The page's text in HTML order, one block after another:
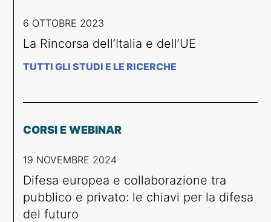
6 OTTOBRE 2023
La Rincorsa dell’Italia e dell’UE
TUTTI GLI STUDI E LE RICERCHE
CORSI E WEBINAR
19 NOVEMBRE 2024
Difesa europea e collaborazione tra
pubblico e privato: le chiavi per la difesa
del futuro